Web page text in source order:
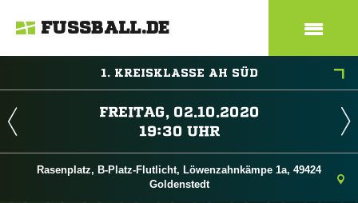
FUSSBALL.DE
1. KREISKLASSE AH SÜD
 
 
Rasenplatz, B-Platz-Flutlicht, Löwenzahnkämpe 1a, 49424
Goldenstedt